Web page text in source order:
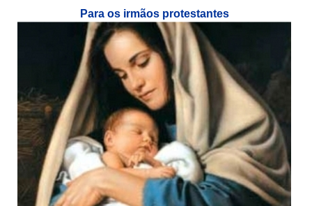
Para os irmãos protestantes